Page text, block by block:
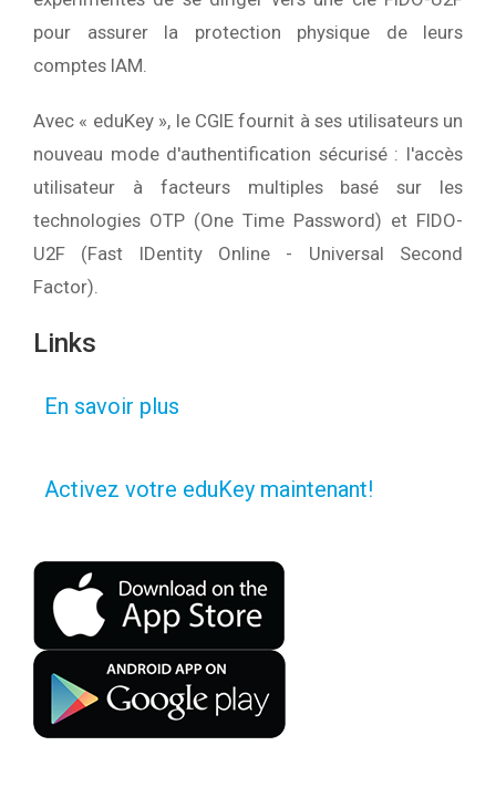
pour assurer la protection physique de leurs
comptes IAM.
Avec « eduKey », le CGIE fournit à ses utilisateurs un
nouveau mode d'authentification sécurisé : l'accès
utilisateur à facteurs multiples basé sur les
technologies OTP (One Time Password) et FIDO-
U2F (Fast IDentity Online - Universal Second
Factor).
Links
En savoir plus
Activez votre eduKey maintenant!